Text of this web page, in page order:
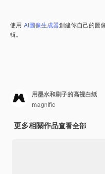
使用 AI圖像生成器創建你自己的圖
輯。
用墨水和刷子的高视白纸
magnific
更多相關作品查看全部